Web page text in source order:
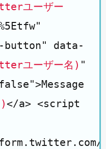
ユーザー
button" data-
ユーザー名) "
</a> <script